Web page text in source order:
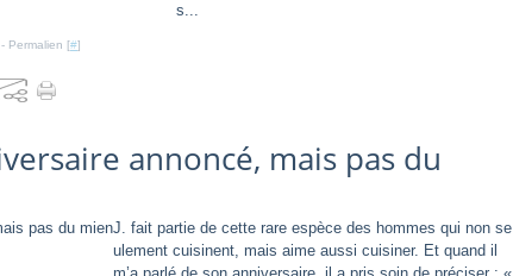
s...
- Permalien [#]
annoncé, mais pas du
J. fait partie de cette rare espèce des hommes qui non se
ulement cuisinent, mais aime aussi cuisiner. Et quand il